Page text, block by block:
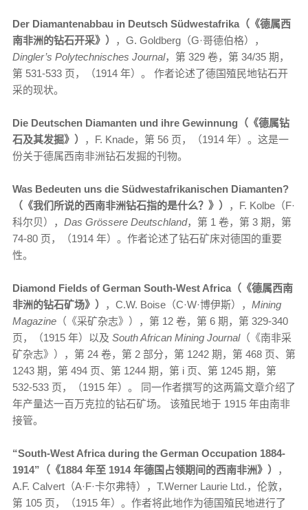
Der Diamantenabbau in Deutsch Südwestafrika（《德属西
南非洲的钻石开采》）
，G. Goldberg（G·哥德伯格），
Dingler’s Polytechnisches Journal，第 329 卷，第 34/35 期，
第 531-533 页，（1914 年）。 作者论述了德国殖民地钻石开
采的现状。
Die Deutschen Diamanten und ihre Gewinnung（《德属钻
石及其发掘》）
，F. Knade，第 56 页，（1914 年）。这是一
份关于德属西南非洲钻石发掘的刊物。
Was Bedeuten uns die Südwestafrikanischen Diamanten?
（《我们所说的西南非洲钻石指的是什么？》）
，F. Kolbe（F·
科尔贝）， Das Grössere Deutschland，第 1 卷，第 3 期，第
74-80 页，（1914 年）。作者论述了钻石矿床对德国的重要
性。
Diamond Fields of German South-West Africa（《德属西南
非洲的钻石矿场》）
，C.W. Boise（C·W·博伊斯）， Mining
Magazine （《采矿杂志》），第 12 卷，第 6 期，第 329-340
页，（1915 年）以及 South African Mining Journal（《南非采
矿杂志》），第 24 卷，第 2 部分，第 1242 期，第 468 页、第
1243 期，第 494 页、第 1244 期，第 i 页、第 1245 期，第
532-533 页，（1915 年）。 同一作者撰写的这两篇文章介绍了
年产量达一百万克拉的钻石矿场。 该殖民地于 1915 年由南非
接管。
“South-West Africa during the German Occupation 1884-
1914”（《1884 年至 1914 年德国占领期间的西南非洲》）
，
A.F. Calvert（A·F·卡尔弗特），T.Werner Laurie Ltd.，伦敦，
第 105 页，（1915 年）。作者将此地作为德国殖民地进行了